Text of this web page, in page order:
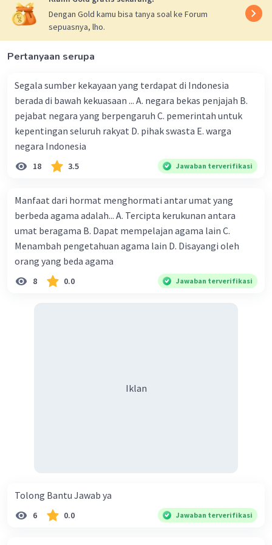
Dengan Gold kamu bisa tanya soal ke Forum
sepuasnya, lho.
Pertanyaan serupa
Segala sumber kekayaan yang terdapat di Indonesia
berada di bawah kekuasaan ... A. negara bekas penjajah B.
pejabat negara yang berpengaruh C. pemerintah untuk
kepentingan seluruh rakyat D. pihak swasta E. warga
negara Indonesia
18 3.5 Jawaban terverifikasi
Manfaat dari hormat menghormati antar umat yang
berbeda agama adalah... A. Tercipta kerukunan antara
umat beragama B. Dapat mempelajan agama lain C.
Menambah pengetahuan agama lain D. Disayangi oleh
orang yang beda agama
8 0.0 Jawaban terverifikasi
Iklan
Tolong Bantu Jawab ya
6 0.0 Jawaban terverifikasi